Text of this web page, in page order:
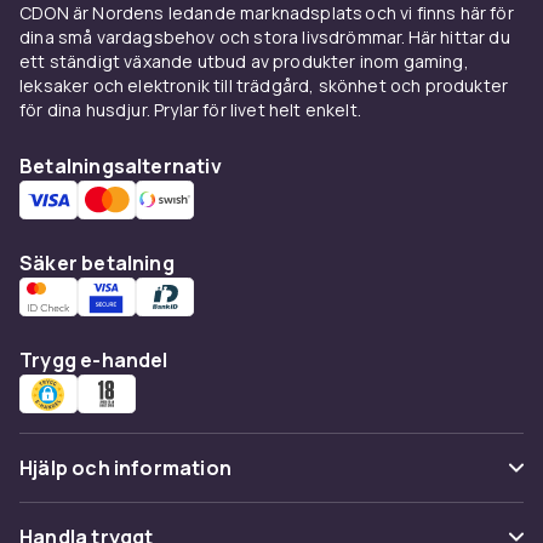
bekvämare att gå i och kan även användas
utanför banan. De är lättare och tunnare, och
passar utmärkt på välskötta fairways och torra
förhållanden.
särskilja från vanliga sneakers – en fördel om
du vill ha en sko som fungerar lika bra för lunch
på klubbhuset som ute på banan.
Vattentäta golfskor
Morgondagg, regn och bevattnade banor gör
vattentäta golfskor till ett klokt val för den som
spelar oavsett väder. Membraner som GORE-
TEX håller fötterna torra utan att kompromissa
på andningsförmåga. Många märken erbjuder
garanti mot vatteninträngning i 1–2 år.
Skopassform och last
CDON är Nordens ledande marknadsplats och vi finns här för
dina små vardagsbehov och stora livsdrömmar. Här hittar du
ett ständigt växande utbud av produkter inom gaming,
leksaker och elektronik till trädgård, skönhet och produkter
för dina husdjur. Prylar för livet helt enkelt.
Betalningsalternativ
Säker betalning
Trygg e-handel
Hjälp och information
Vanliga frågor
Handla tryggt